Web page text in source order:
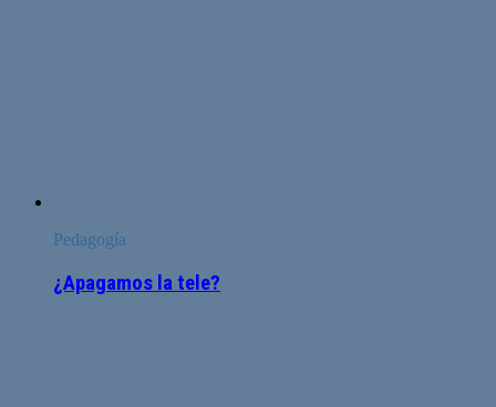
Pedagogía
¿Apagamos la tele?